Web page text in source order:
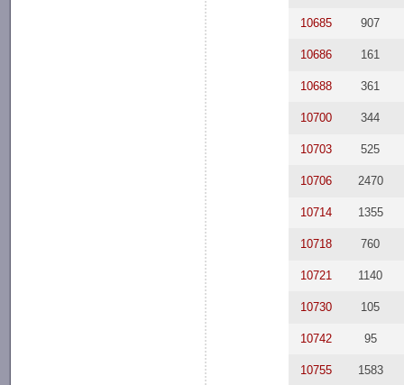
10685 907
10686 161
10688 361
10700 344
10703 525
10706 2470
10714 1355
10718 760
10721 1140
10730 105
10742 95
10755 1583